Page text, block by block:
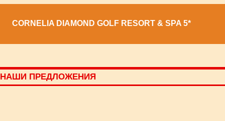
CORNELIA DIAMOND GOLF RESORT & SPA 5*
НАШИ ПРЕДЛОЖЕНИЯ